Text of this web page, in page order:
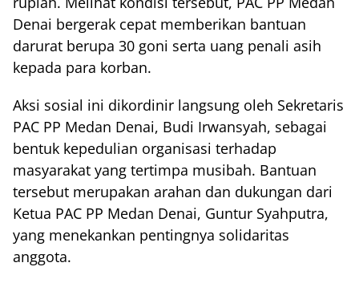
Denai bergerak cepat memberikan bantuan
darurat berupa 30 goni serta uang penali asih
kepada para korban.
Aksi sosial ini dikordinir langsung oleh Sekretaris
PAC PP Medan Denai, Budi Irwansyah, sebagai
bentuk kepedulian organisasi terhadap
masyarakat yang tertimpa musibah. Bantuan
tersebut merupakan arahan dan dukungan dari
Ketua PAC PP Medan Denai, Guntur Syahputra,
yang menekankan pentingnya solidaritas
anggota.